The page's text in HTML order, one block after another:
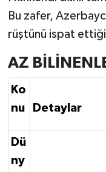
Bu zafer,
rüştünü ispat
AZ
Ko
nu
Detaylar
Dü
ny